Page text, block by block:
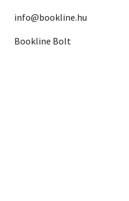
info@bookline.hu
Bookline Bolt